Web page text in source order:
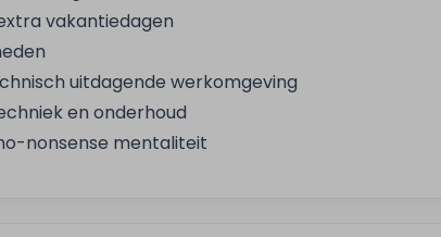
vakantiedagen
uitdagende werkomgeving
en onderhoud
nonsense mentaliteit